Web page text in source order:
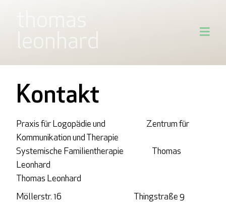
leonhard
Kontakt
Praxis für Logopädie und Zentrum für
Kommunikation und Therapie
Systemische Familientherapie Thomas
Leonhard
Thomas Leonhard
Möllerstr. 16 Thingstraße 9